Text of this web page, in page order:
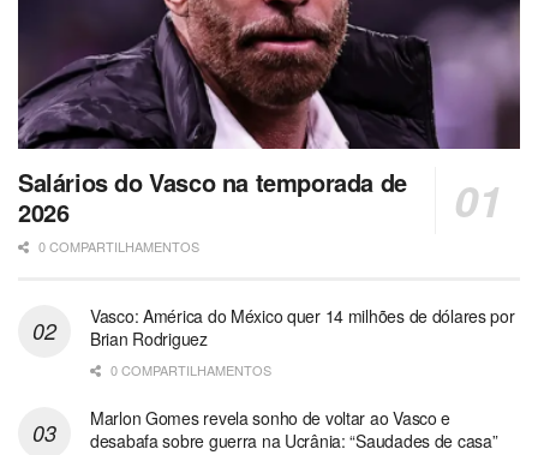
Salários do Vasco na temporada de
2026
0 COMPARTILHAMENTOS
Vasco: América do México quer 14 milhões de dólares por
Brian Rodriguez
0 COMPARTILHAMENTOS
Marlon Gomes revela sonho de voltar ao Vasco e
desabafa sobre guerra na Ucrânia: “Saudades de casa”